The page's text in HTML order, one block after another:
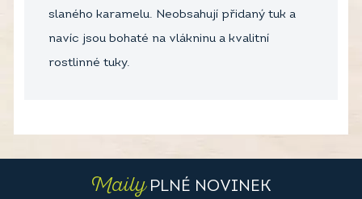
slaného karamelu. Neobsahují přidaný tuk a
navíc jsou bohaté na vlákninu a kvalitní
rostlinné tuky.
MailyPLNÉ NOVINEK